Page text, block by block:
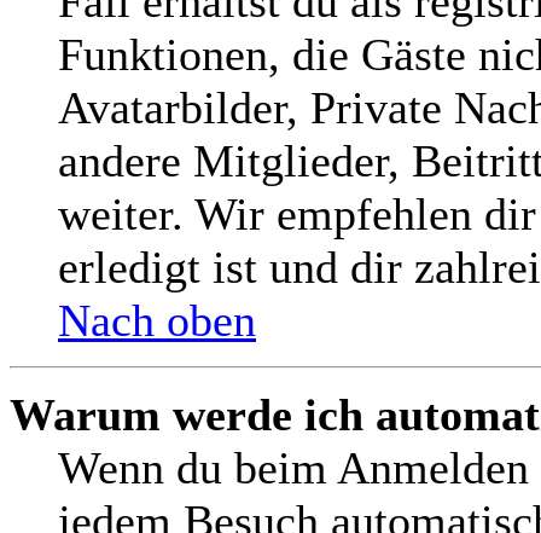
Funktionen, die Gäste
Avatarbilder, Private
andere Mitglieder,
weiter. Wir empfehlen
erledigt ist und dir
Nach oben
Warum werde ich
Wenn du beim
jedem Besuch